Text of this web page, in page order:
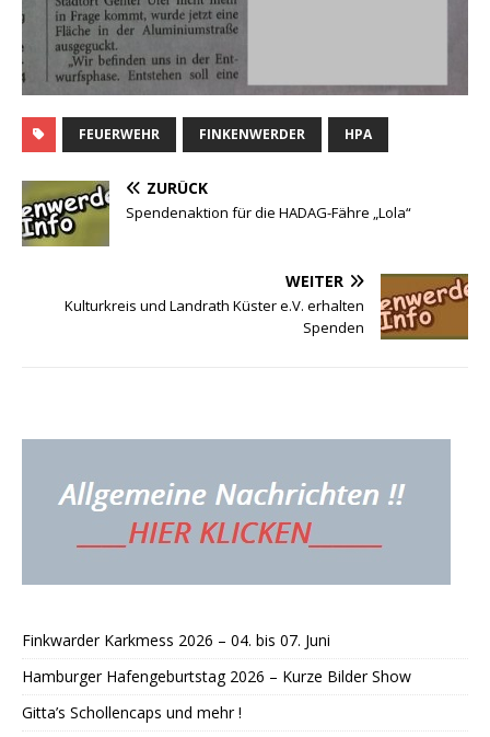
FEUERWEHR FINKENWERDER HPA
ZURÜCK
Spendenaktion für die HADAG-Fähre „Lola“
WEITER
Kulturkreis und Landrath Küster e.V. erhalten
Spenden
Finkwarder Karkmess 2026 – 04. bis 07. Juni
Hamburger Hafengeburtstag 2026 – Kurze Bilder Show
Gitta’s Schollencaps und mehr !